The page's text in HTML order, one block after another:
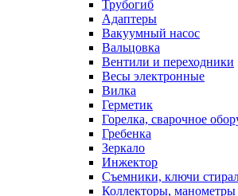
Трубогиб
Aдаптеры
Вакуумный насос
Вальцовка
Вентили и переходники
Весы электронные
Вилка
Герметик
Горелка, сварочное
Гребенка
Зеркало
Инжектор
Съемники, ключи
Коллекторы, манометры